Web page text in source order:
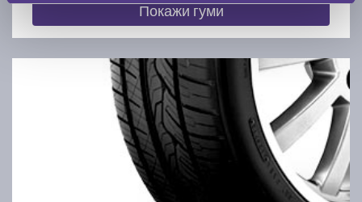
Покажи гуми